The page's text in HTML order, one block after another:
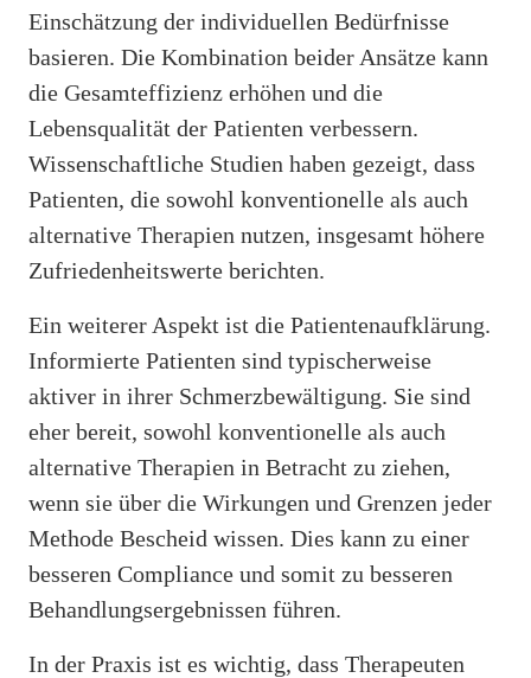
Einschätzung der individuellen Bedürfnisse
basieren. Die Kombination beider Ansätze kann
die Gesamteffizienz erhöhen und die
Lebensqualität der Patienten verbessern.
Wissenschaftliche Studien haben gezeigt, dass
Patienten, die sowohl konventionelle als auch
alternative Therapien nutzen, insgesamt höhere
Zufriedenheitswerte berichten.
Ein weiterer Aspekt ist die Patientenaufklärung.
Informierte Patienten sind typischerweise
aktiver in ihrer Schmerzbewältigung. Sie sind
eher bereit, sowohl konventionelle als auch
alternative Therapien in Betracht zu ziehen,
wenn sie über die Wirkungen und Grenzen jeder
Methode Bescheid wissen. Dies kann zu einer
besseren Compliance und somit zu besseren
Behandlungsergebnissen führen.
In der Praxis ist es wichtig, dass Therapeuten